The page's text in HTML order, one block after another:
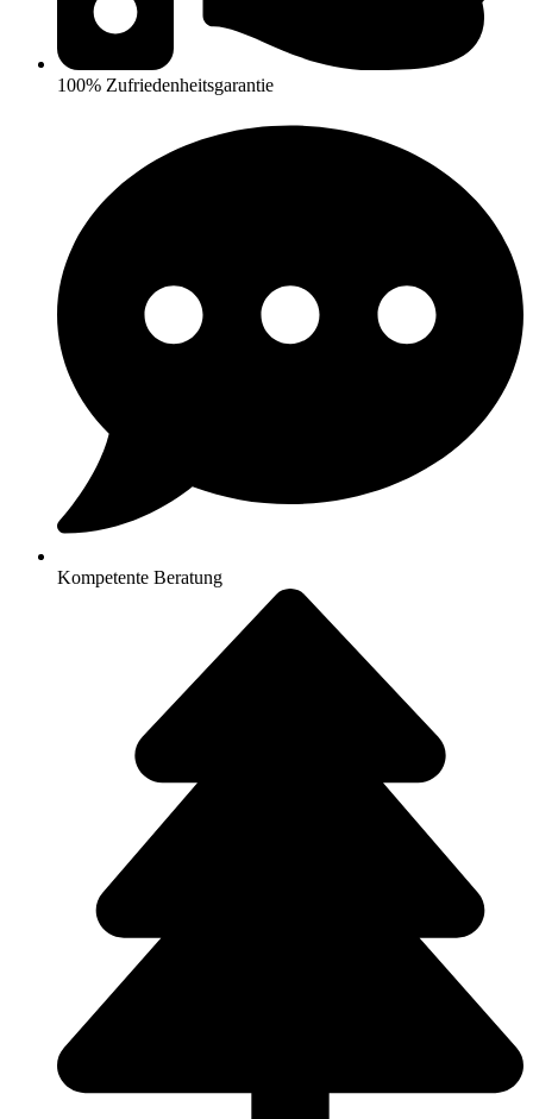
100% Zufriedenheitsgarantie
Kompetente Beratung